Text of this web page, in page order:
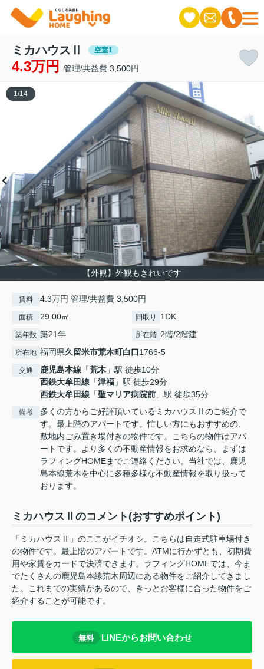
ミカハウスⅡ 空室1
4.3万円 管理/共益費 3,500円
【外観】外観もきれいです
1 /14
賃料 4.3万円 管理/共益費 3,500円
面積 29.00㎡ 間取り 1DK
築年数 築21年 所在階 2階/2階建
所在地 福岡県久留米市荒木町白口1766-5
交通 鹿児島本線 「荒木 」駅 徒歩10分
西鉄大牟田線 「津福 」駅 徒歩29分
西鉄大牟田線 「聖マリア病院前 」駅 徒歩35分
備考
多くの方からご好評頂いているミカハウスⅡのご紹介で
す。最上階のアパートです。忙しい方にもおすすめの、
敷地内ごみ置き場付きの物件です。こちらの物件はアパ
ートです。より多くの不動産情報をお求めなら、まずは
ラフィングHOMEまでご連絡ください。当社では、鹿児
島本線荒木を中心に多種多様な不動産情報を取り扱って
おります。
ミカハウスⅡのコメント(おすすめポイント)
「ミカハウスⅡ」のここがイチオシ。こちらは自走式駐車場付き
の物件です。最上階のアパートです。ATMに行かずとも、初期費
用や家賃をカードで決済できます。ラフィングHOMEでは、今ま
でたくさんの鹿児島本線荒木周辺にある物件をご紹介してきまし
た。これまでの実績があるので、きっとお客様に合った物件をご
紹介することが可能です。
無料 LINEからお問い合わせ